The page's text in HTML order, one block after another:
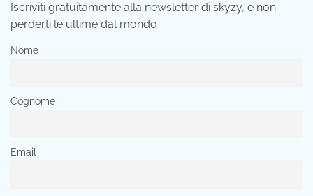
Iscriviti gratuitamente alla newsletter di skyzy, e non
perderti le ultime dal mondo
Nome
Cognome
Email